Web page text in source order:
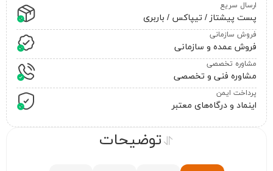
ارسال سریع
پست پیشتاز / تیپاکس / باربری
فروش سازمانی
فروش عمده و سازمانی
مشاوره تخصصی
مشاوره فنی و تخصصی
پرداخت ایمن
اینماد و درگاه‌های معتبر
توضیحات